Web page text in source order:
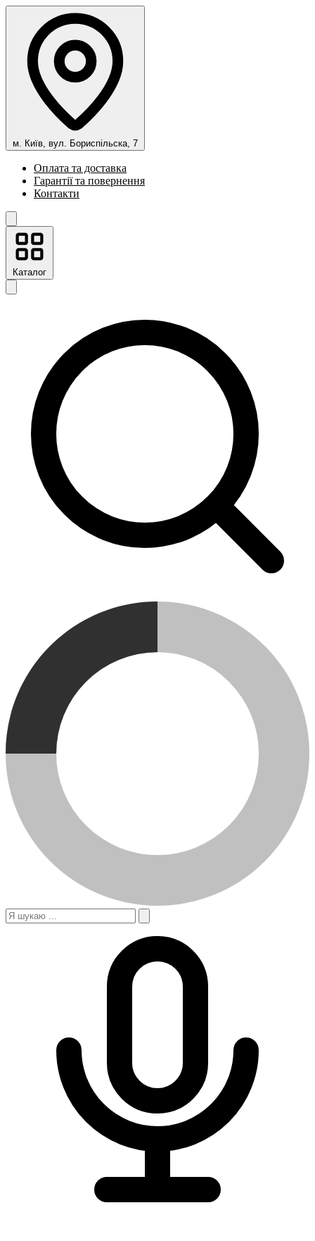
м. Київ, вул. Бориспільска, 7
Оплата та доставка
Гарантії та повернення
Контакти
Каталог